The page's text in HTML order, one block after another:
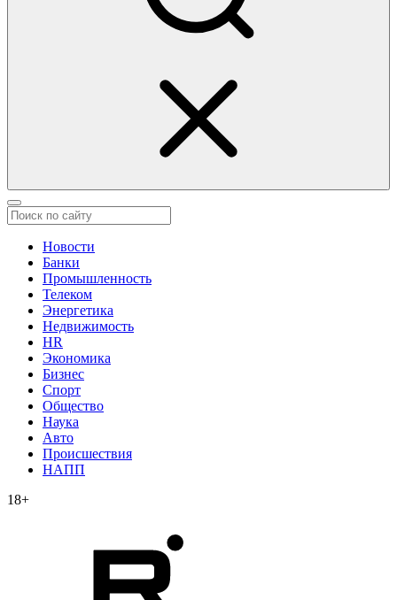
Новости
Банки
Промышленность
Телеком
Энергетика
Недвижимость
HR
Экономика
Бизнес
Спорт
Общество
Наука
Авто
Происшествия
НАПП
18+